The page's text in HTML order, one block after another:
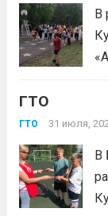
В
ГТО
ГТО 31 июля,
В